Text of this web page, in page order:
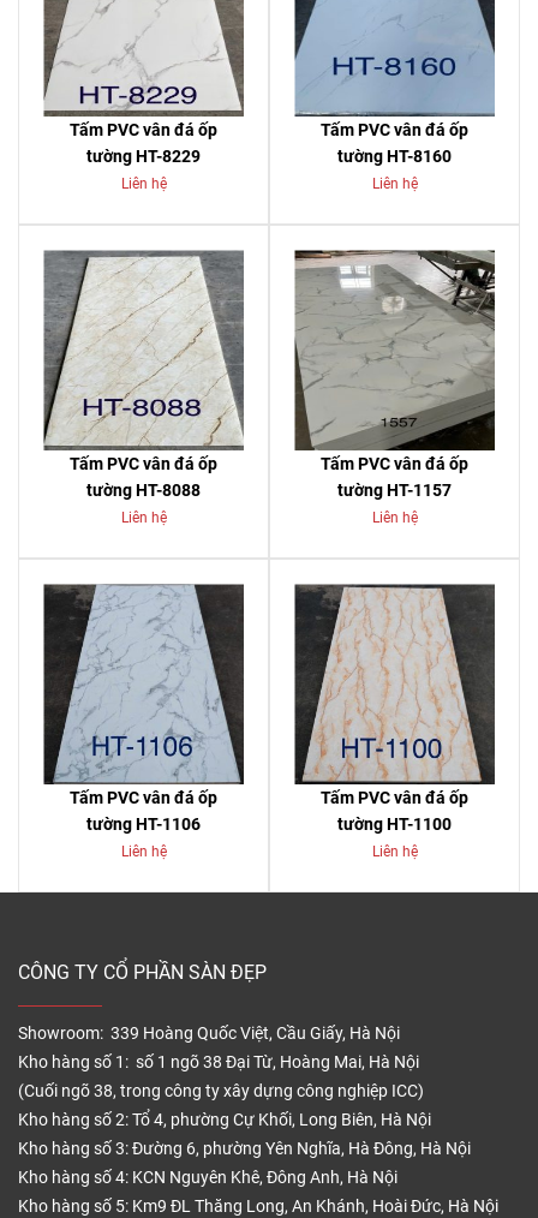
Tấm PVC vân đá ốp
tường HT-8229
Liên hệ
Tấm PVC vân đá ốp
tường HT-8160
Liên hệ
Tấm PVC vân đá ốp
tường HT-8088
Liên hệ
Tấm PVC vân đá ốp
tường HT-1157
Liên hệ
Tấm PVC vân đá ốp
tường HT-1106
Liên hệ
Tấm PVC vân đá ốp
tường HT-1100
Liên hệ
CÔNG TY CỔ PHẦN SÀN ĐẸP
Showroom: 339 Hoàng Quốc Việt, Cầu Giấy, Hà Nội
Kho hàng số 1: số 1 ngõ 38 Đại Từ, Hoàng Mai, Hà Nội
(Cuối ngõ 38, trong công ty xây dựng công nghiệp ICC)
Kho hàng số 2: Tổ 4, phường Cự Khối, Long Biên, Hà Nội
Kho hàng số 3: Đường 6, phường Yên Nghĩa, Hà Đông, Hà Nội
Kho hàng số 4: KCN Nguyên Khê, Đông Anh, Hà Nội
Kho hàng số 5: Km9 ĐL Thăng Long, An Khánh, Hoài Đức, Hà Nội